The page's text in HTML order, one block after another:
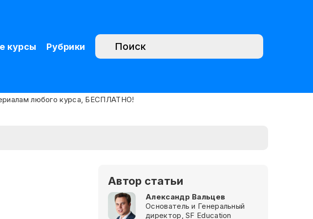
курсы Рубрики
Автор статьи
Александр Вальцев
Основатель и Генеральный
директор, SF Education